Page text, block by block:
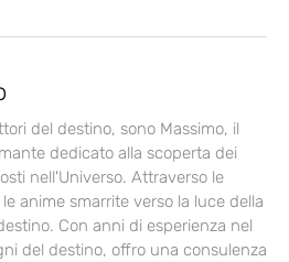
del destino, sono Massimo, il
dedicato alla scoperta dei
nell'Universo. Attraverso le
anime smarrite verso la luce della
Con anni di esperienza nel
del destino, offro una consulenza